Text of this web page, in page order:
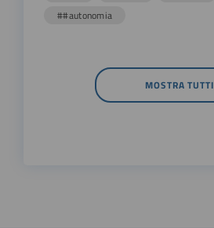
##autonomia
MOSTRA TUTTI